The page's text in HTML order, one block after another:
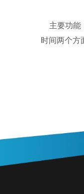
主要功能
时间两个方